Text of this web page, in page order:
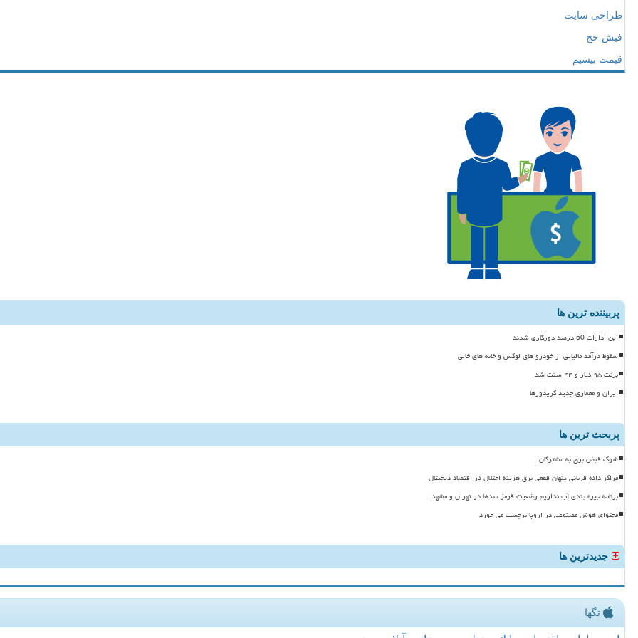
طراحی سایت
فیش حج
قیمت بیسیم
پربیننده ترین ها
این ادارات 50 درصد دورکاری شدند
سقوط درآمد مالیاتی از خودرو های لوکس و خانه های خالی
برنت ۹۵ دلار و ۴۴ سنت شد
ایران و معماری جدید کریدورها
پربحث ترین ها
شوک قبض برق به مشترکان
مراکز داده قربانی پنهان قطعی برق هزینه اختلال در اقتصاد دیجیتال
برنامه جیره بندی آب نداریم وضعیت قرمز سدها در تهران و مشهد
محتوای هوش مصنوعی در اروپا برچسب می خورد
جدیدترین ها
تگها